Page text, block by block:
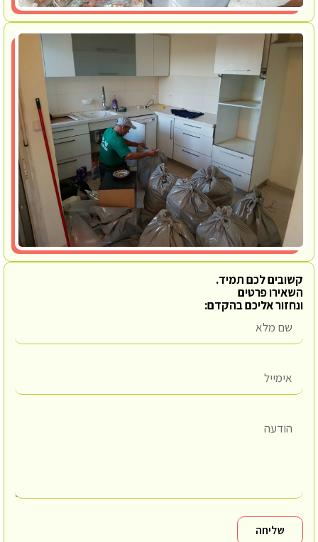
קשובים לכם תמיד.
השאירו פרטים
ונחזור אליכם בהקדם:
שליחה